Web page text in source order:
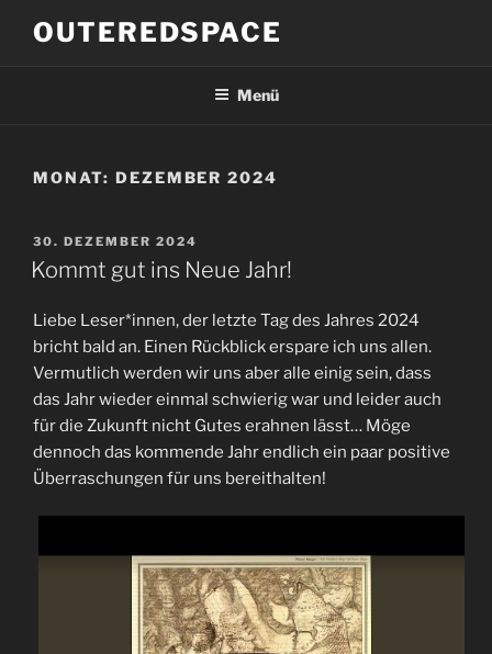
InhaltOUTEREDSPACE
Menü
MONAT: DEZEMBER 2024
VERÖFFENTLICHT
AM
30. DEZEMBER 2024
Kommt gut ins Neue Jahr!
Liebe Leser*innen, der letzte Tag des Jahres 2024
bricht bald an. Einen Rückblick erspare ich uns allen.
Vermutlich werden wir uns aber alle einig sein, dass
das Jahr wieder einmal schwierig war und leider auch
für die Zukunft nicht Gutes erahnen lässt… Möge
dennoch das kommende Jahr endlich ein paar positive
Überraschungen für uns bereithalten!